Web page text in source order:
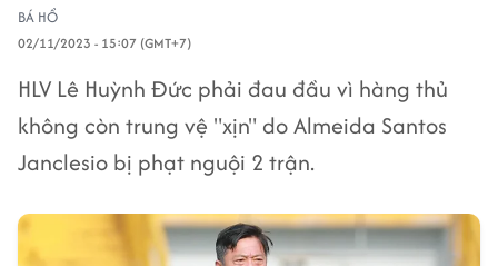
BÁ HỔ
02/11/2023 - 15:07 (GMT+7)
HLV Lê Huỳnh Đức phải đau đầu vì hàng thủ
không còn trung vệ "xịn" do Almeida Santos
Janclesio bị phạt nguội 2 trận.